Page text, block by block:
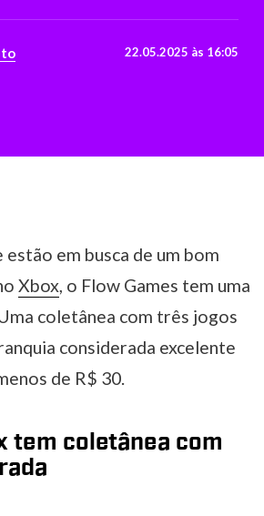
22.05.2025 às 16:05
estão em busca de um bom
Xbox , o Flow Games tem uma
coletânea com três jogos
considerada excelente
de R$ 30.
tem coletânea com